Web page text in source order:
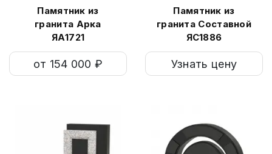
Памятник из
гранита Арка
ЯА1721
от 154 000 ₽
Памятник из
гранита Составной
ЯС1886
Узнать цену